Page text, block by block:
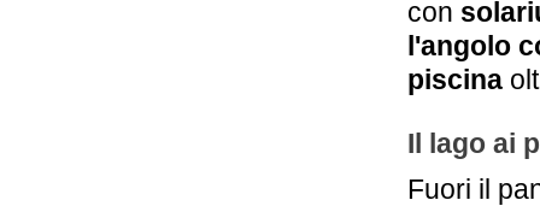
con
l'angolo
piscina
Il lago ai
Fuori il